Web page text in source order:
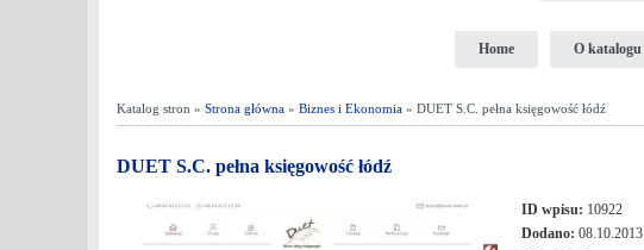
Home O katalogu
Katalog stron » Strona główna » Biznes i Ekonomia » DUET S.C. pełna księgowość łódź
DUET S.C. pełna księgowość łódź
ID wpisu: 10922
Dodano: 08.10.2013